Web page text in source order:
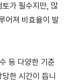
가 필수지만, 많
어져 비효율이 발
등 다양한 기준
한 시간이 듭니